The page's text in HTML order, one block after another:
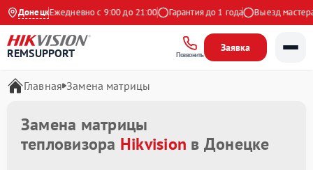
ДонецкЕжедневно с 9:00 до 21:00 Гарантия до 1 года Выезд мастера
REMSUPPORT Позвонить
Заявка
Главная Замена матрицы
Замена матрицы
тепловизора Hikvision в Донецке